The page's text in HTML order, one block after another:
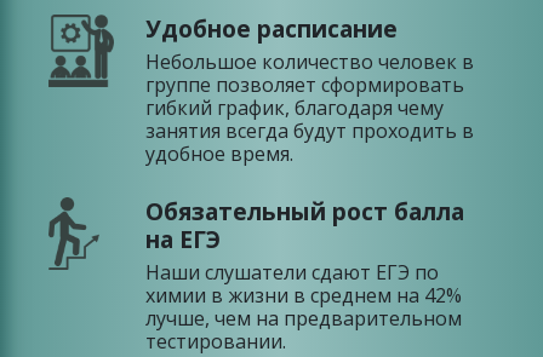
Удобное расписание
Небольшое количество человек в
группе позволяет сформировать
гибкий график, благодаря чему
занятия всегда будут проходить в
удобное время.
Обязательный рост балла
на ЕГЭ
Наши слушатели сдают ЕГЭ по
химии в жизни в среднем на 42%
лучше, чем на предварительном
тестировании.